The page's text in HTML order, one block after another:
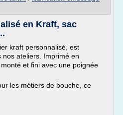
en Kraft, sac
kraft personnalisé, est
ateliers. Imprimé en
et fini avec une poignée
les métiers de bouche, ce